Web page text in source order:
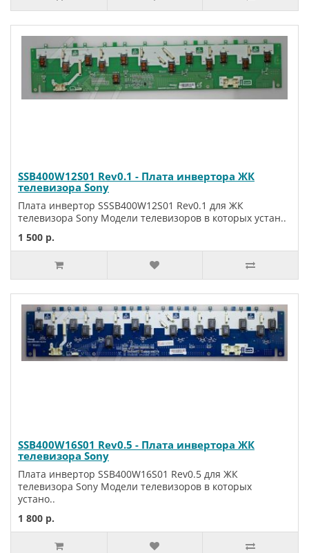
SSB400W12S01 Rev0.1 - Плата инвертора ЖК
телевизора Sony
Плата инвертор SSSB400W12S01 Rev0.1 для ЖК
телевизора Sony Модели телевизоров в которых устан..
1 500 р.
SSB400W16S01 Rev0.5 - Плата инвертора ЖК
телевизора Sony
Плата инвертор SSB400W16S01 Rev0.5 для ЖК
телевизора Sony Модели телевизоров в которых
устано..
1 800 р.